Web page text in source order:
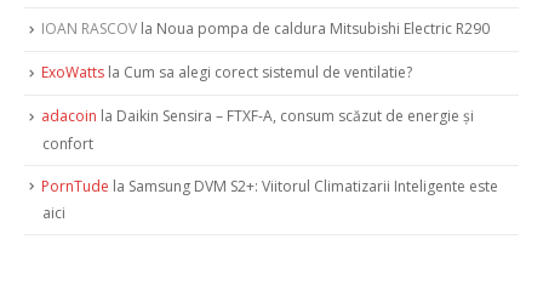
IOAN RASCOV la Noua pompa de caldura Mitsubishi Electric R290
ExoWatts la Cum sa alegi corect sistemul de ventilatie?
adacoin la Daikin Sensira – FTXF-A, consum scăzut de energie şi
confort
PornTude la Samsung DVM S2+: Viitorul Climatizarii Inteligente este
aici